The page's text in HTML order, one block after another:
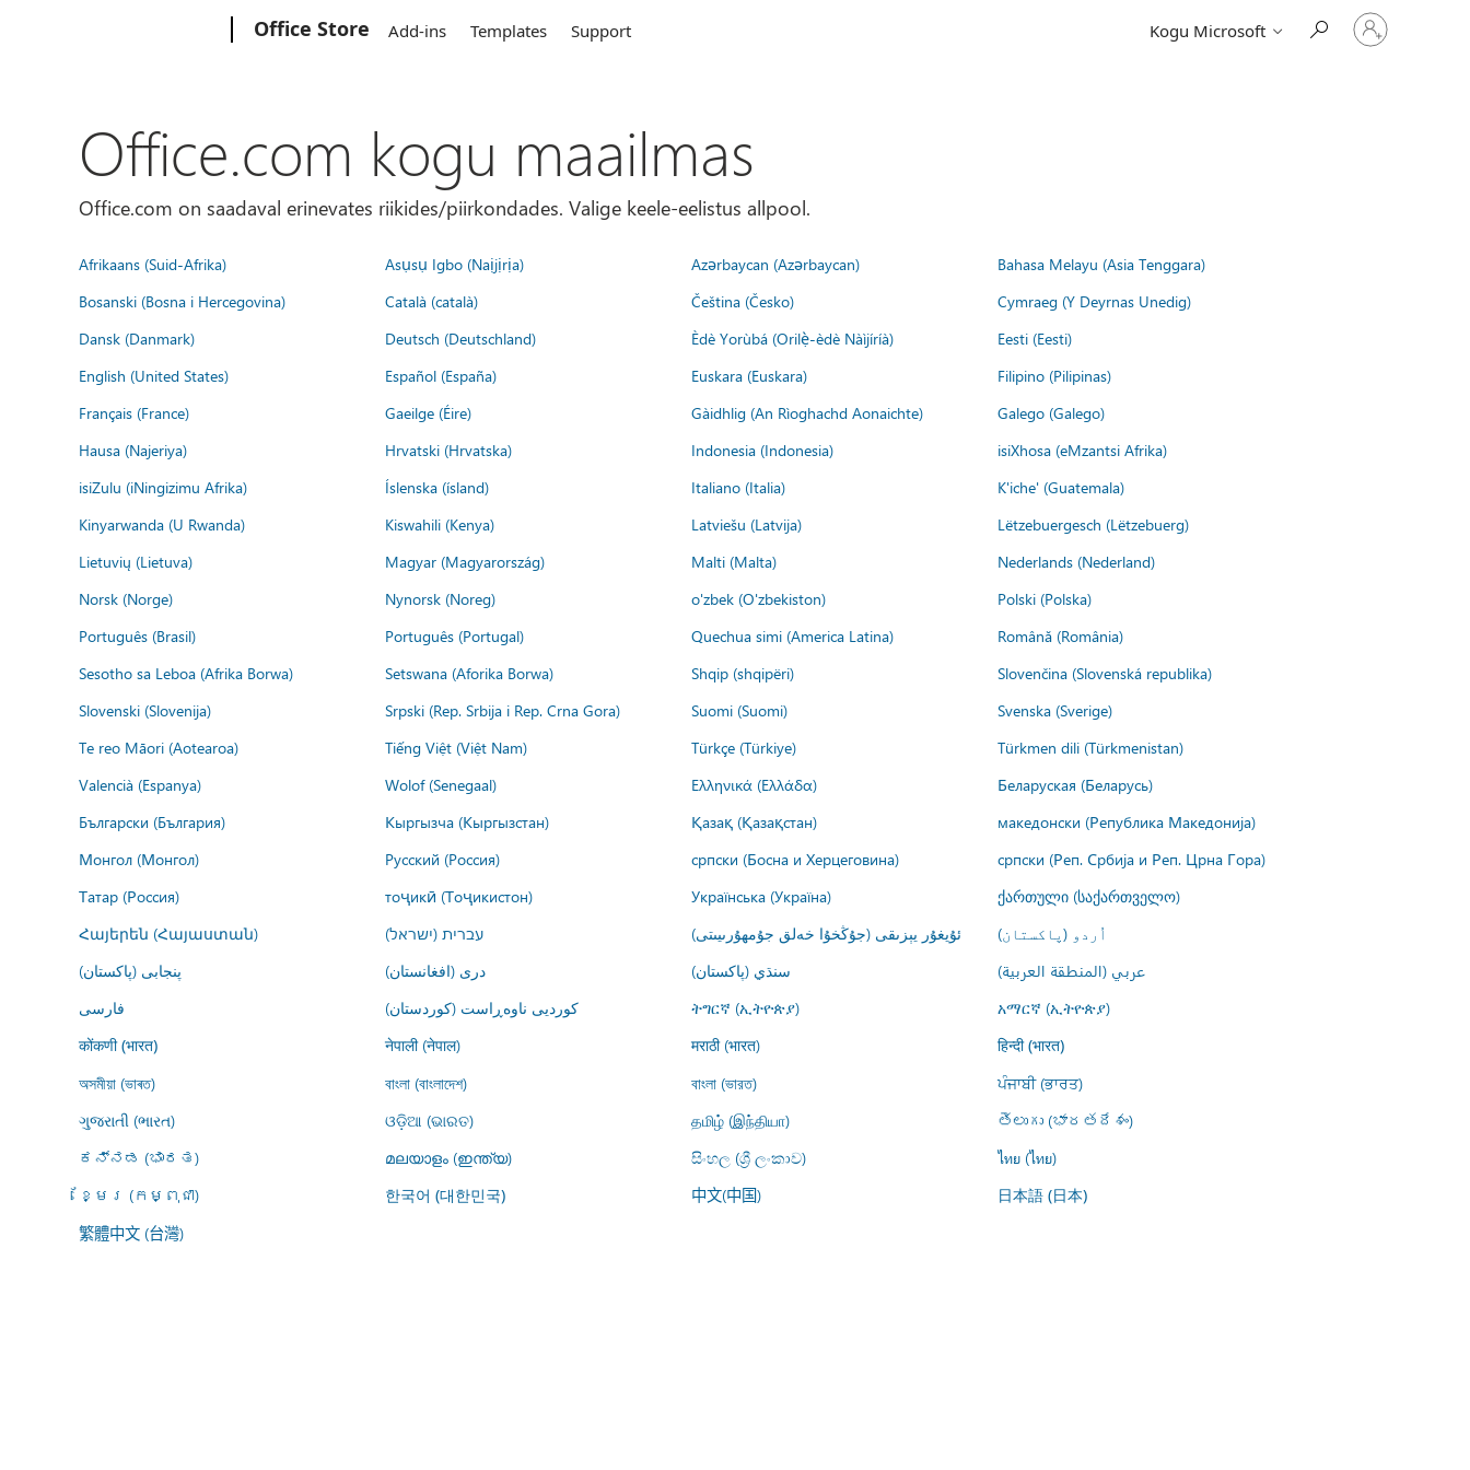
Office Store Add-ins Templates Support Kogu Microsoft
Logige
sisse
oma
Office.com kogu maailmas
Office.com on saadaval erinevates riikides/piirkondades. Valige keele-eelistus allpool.
Afrikaans (Suid-Afrika) Asụsụ Igbo (Naịjịrịa) Azərbaycan (Azərbaycan)
Bahasa Melayu (Asia Tenggara)
Bosanski (Bosna i Hercegovina)
Català (català) Čeština (Česko)
Cymraeg (Y Deyrnas Unedig)
Dansk (Danmark)
Deutsch (Deutschland) Èdè Yorùbá (Orilẹ̀-èdè Nàìjíríà)
Eesti (Eesti)
English (United States)
Español (España) Euskara (Euskara)
Filipino (Pilipinas)
Français (France)
Gaeilge (Éire) Gàidhlig (An Rìoghachd Aonaichte)
Galego (Galego)
Hausa (Najeriya)
Hrvatski (Hrvatska) Indonesia (Indonesia)
isiXhosa (eMzantsi Afrika)
isiZulu (iNingizimu Afrika)
Íslenska (ísland) Italiano (Italia)
K'iche' (Guatemala)
Kinyarwanda (U Rwanda)
Kiswahili (Kenya) Latviešu (Latvija)
Lëtzebuergesch (Lëtzebuerg)
Lietuvių (Lietuva)
Magyar (Magyarország) Malti (Malta)
Nederlands (Nederland)
Norsk (Norge)
Nynorsk (Noreg) o'zbek (O'zbekiston)
Polski (Polska)
Português (Brasil)
Português (Portugal) Quechua simi (America Latina)
Română (România)
Sesotho sa Leboa (Afrika Borwa)
Setswana (Aforika Borwa) Shqip (shqipëri)
Slovenčina (Slovenská republika)
Slovenski (Slovenija)
Srpski (Rep. Srbija i Rep. Crna Gora) Suomi (Suomi)
Svenska (Sverige)
Te reo Māori (Aotearoa)
Tiếng Việt (Việt Nam) Türkçe (Türkiye)
Türkmen dili (Türkmenistan)
Valencià (Espanya)
Wolof (Senegaal) Ελληνικά (Ελλάδα)
Беларуская (Беларусь)
Български (България)
Кыргызча (Кыргызстан) Қазақ (Қазақстан)
македонски (Република Македонија)
Монгол (Монгол)
Русский (Россия) српски (Босна и Херцеговина)
српски (Реп. Србија и Реп. Црна Гора)
Татар (Россия)
тоҷикӣ (Тоҷикистон) Українська (Україна)
ქართული (საქართველო)
Հայերեն (Հայաստան)
עברית (ישראל) ئۇيغۇر يېزىقى (جۇڭخۇا خەلق جۇمھۇرىيىتى)
اُردو (پاکستان)
پنجابی (پاکستان)
درى (افغانستان) سنڌي (پاکستان)
عربي (المنطقة العربية)
فارسى
کوردیی ناوەڕاست (کوردستان) ትግርኛ (ኢትዮጵያ) አማርኛ (ኢትዮጵያ)
कोंकणी (भारत) नेपाली (नेपाल) मराठी (भारत) हिन्दी (भारत)
অসমীয়া (ভাৰত) বাংলা (বাংলাদেশ) বাংলা (ভারত)
ਪੰਜਾਬੀ (ਭਾਰਤ)
ગુજરાતી (ભારત)
ଓଡ଼ିଆ (ଭାରତ) தமிழ் (இந்தியா)
తెలుగు (భారతదేశం)
ಕನ್ನಡ (ಭಾರತ)
മലയാളം (ഇന്ത്യ) සිංහල (ශ්‍රී ලංකාව)
ไทย (ไทย)
ខ្មែរ (កម្ពុជា)
한국어 (대한민국) 中文(中国) 日本語 (日本)
繁體中文 (台灣)